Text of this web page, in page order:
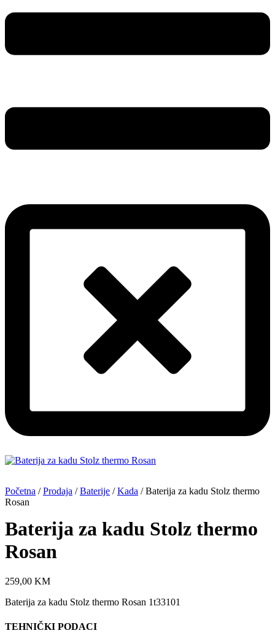
Početna /Prodaja /Baterije /Kada / Baterija za kadu Stolz thermo
Rosan
Baterija za kadu Stolz thermo
Rosan
259,00 KM
Baterija za kadu Stolz thermo Rosan 1t33101
TEHNIČKI PODACI